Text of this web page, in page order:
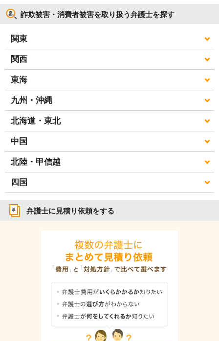
詐欺被害・消費者被害を取り扱う弁護士を探す
関東
関西
東海
九州・沖縄
北海道・東北
中国
北陸・甲信越
四国
弁護士に見積り依頼をする